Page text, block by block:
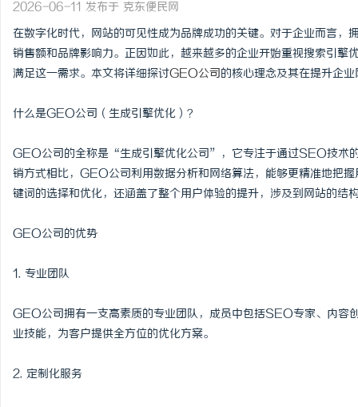
2026-06-11 发布于 克东便民网
在数字化时代，网站的可见性成为品牌成功的关键。对于企业而言
销售额和品牌影响力。正因如此，越来越多的企业开始重视搜索引
满足这一需求。本文将详细探讨GEO公司的核心理念及其在提升企
什么是GEO公司（生成引擎优化）？
GEO公司的全称是“生成引擎优化公司”，它专注于通过SEO技术
销方式相比，GEO公司利用数据分析和网络算法，能够更精准地把
键词的选择和优化，还涵盖了整个用户体验的提升，涉及到网站的结
GEO公司的优势
1. 专业团队
GEO公司拥有一支高素质的专业团队，成员中包括SEO专家、内容
业技能，为客户提供全方位的优化方案。
2. 定制化服务